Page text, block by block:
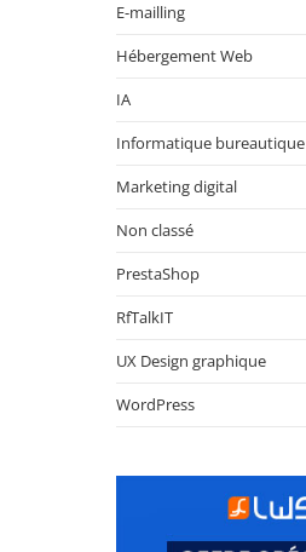
E-mailling
Hébergement Web
IA
Informatique bureautique
Marketing digital
Non classé
PrestaShop
RfTalkIT
UX Design graphique
WordPress